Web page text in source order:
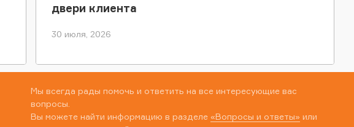
двери клиента
30 июля, 2026
Мы всегда рады помочь и ответить на все интересующие вас
вопросы.
Вы можете найти информацию в разделе «Вопросы и ответы» или